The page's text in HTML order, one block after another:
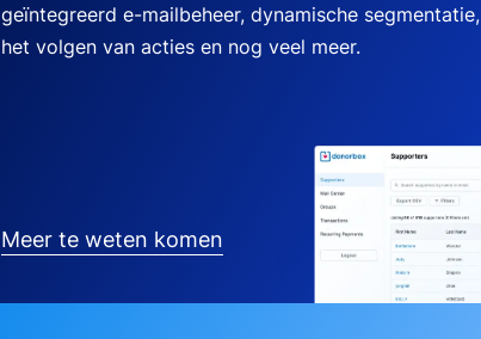
geïntegreerd e-mailbeheer, dynamische segmentatie,
het volgen van acties en nog veel meer.
Meer te weten komen